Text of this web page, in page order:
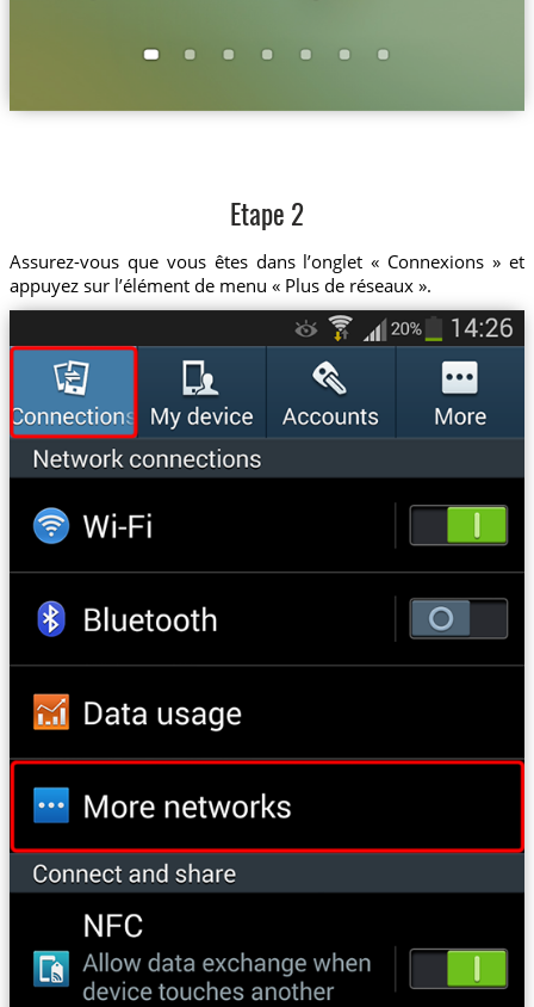
Etape 2
Assurez-vous que vous êtes dans l’onglet « Connexions » et
appuyez sur l’élément de menu « Plus de réseaux ».